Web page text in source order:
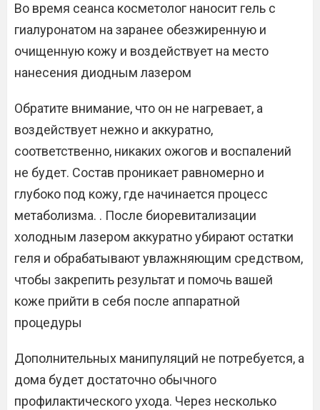
Во время сеанса косметолог наносит гель с
гиалуронатом на заранее обезжиренную и
очищенную кожу и воздействует на место
нанесения диодным лазером
Обратите внимание, что он не нагревает, а
воздействует нежно и аккуратно,
соответственно, никаких ожогов и воспалений
не будет. Состав проникает равномерно и
глубоко под кожу, где начинается процесс
метаболизма. . После биоревитализации
холодным лазером аккуратно убирают остатки
геля и обрабатывают увлажняющим средством,
чтобы закрепить результат и помочь вашей
коже прийти в себя после аппаратной
процедуры
Дополнительных манипуляций не потребуется, а
дома будет достаточно обычного
профилактического ухода. Через несколько